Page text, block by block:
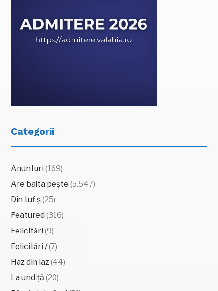
Categorii
Anunturi (169)
Are balta pește (5.547)
Din tufiș(25)
Featured (316)
Felicitări (9)
Felicitări /(7)
Haz din iaz(44)
La undiță (20)